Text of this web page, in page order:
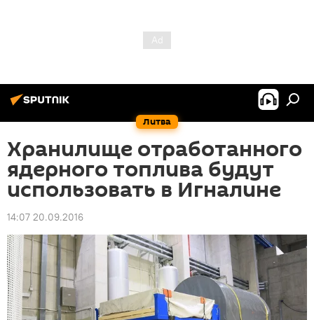
Литва
Хранилище отработанного
ядерного топлива будут
использовать в Игналине
14:07 20.09.2016